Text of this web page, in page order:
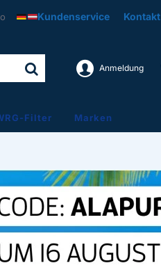
Kundenservice Kontakt
Anmeldung
Filter Marken